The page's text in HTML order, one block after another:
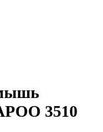
3510